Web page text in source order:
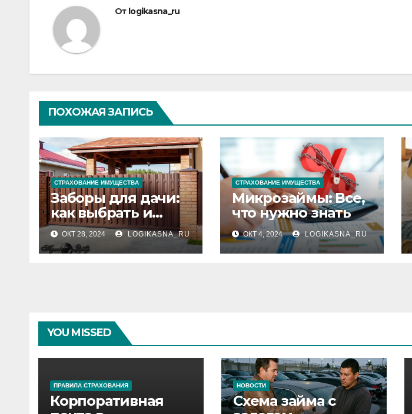
От logikasna_ru
ПОХОЖАЯ ЗАПИСЬ
СТРАХОВАНИЕ ИМУЩЕСТВА
Заборы для дачи:
как выбрать и
установить
идеальное
ограждение
ОКТ 28, 2024 LOGIKASNA_RU
СТРАХОВАНИЕ ИМУЩЕСТВА
Микрозаймы: Все,
что нужно знать
ОКТ 4, 2024 LOGIKASNA_RU
YOU MISSED
ПРАВИЛА СТРАХОВАНИЯ
Корпоративная
НОВОСТИ
Схема займа с